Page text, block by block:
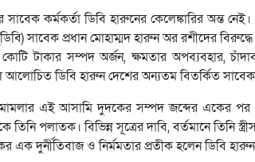
কর্মকর্তা ডিবি হারুনের কেলেঙ্কারির অন্ত
সাবেক প্রধান মোহাম্মদ হারুন অর রশীদের
টাকার সম্পদ অর্জন, ক্ষমতার অপব্যবহার,
আলোচিত ডিবি হারুন দেশের অন্যতম বিতর্কিত সাবেক
মামলার এই আসামি দুদকের সম্পদ জব্দের
পলাতক। বিভিন্ন সূত্রের দাবি, বর্তমানে তিনি
এক দুর্নীতিবাজ ও নির্মমতার প্রতীক হলেন ডিবি